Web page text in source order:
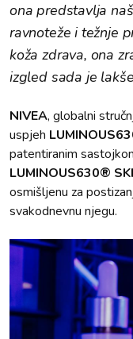
ona predstavlja
ravnoteže i težnje
koža zdrava, ona
izgled sada je
NIVEA, globalni
uspjeh
patentiranim
LUMINOUS630®
osmišljenu za
svakodnevnu njegu.